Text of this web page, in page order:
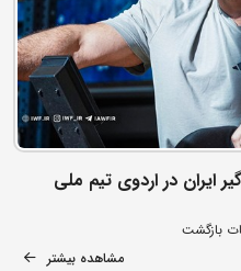
ایران در اردوی تیم ملی
بازگشت
مشاهده بیشتر